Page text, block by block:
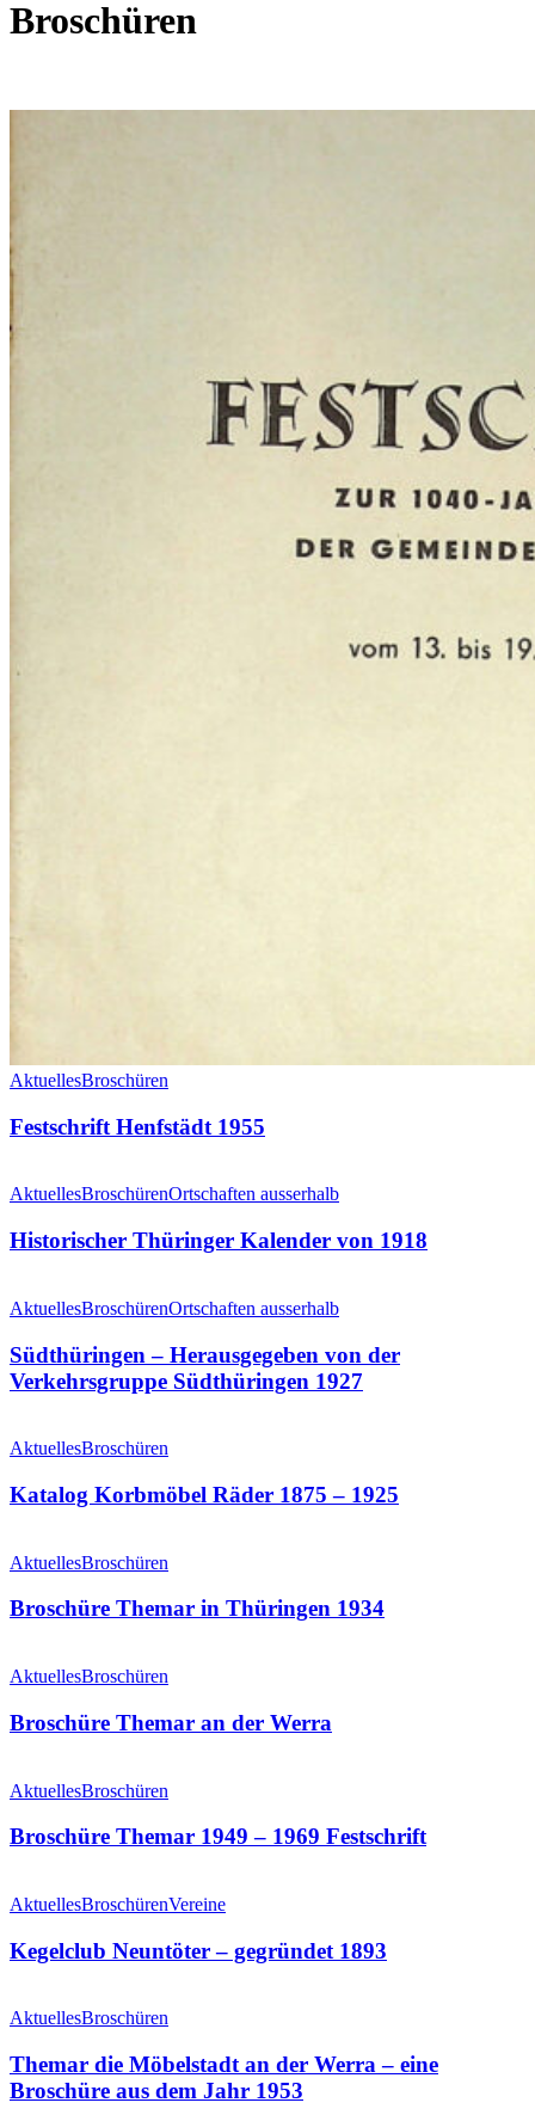
Broschüren
AktuellesBroschüren
Festschrift Henfstädt 1955
Thüringer
von
1918
AktuellesBroschürenOrtschaften ausserhalb
Historischer Thüringer Kalender von 1918
–
von
der
Verkehrsgruppe
AktuellesBroschürenOrtschaften ausserhalb
Südthüringen – Herausgegeben von der
Verkehrsgruppe Südthüringen 1927
Korbmöbel
1875
–
AktuellesBroschüren
Katalog Korbmöbel Räder 1875 – 1925
Themar
Thüringen
AktuellesBroschüren
Broschüre Themar in Thüringen 1934
Themar
der
Werra
AktuellesBroschüren
Broschüre Themar an der Werra
Themar
–
AktuellesBroschüren
Broschüre Themar 1949 – 1969 Festschrift
Neuntöter
gegründet
1893
AktuellesBroschürenVereine
Kegelclub Neuntöter – gegründet 1893
die
an
der
Werra
AktuellesBroschüren
Themar die Möbelstadt an der Werra – eine
Broschüre aus dem Jahr 1953